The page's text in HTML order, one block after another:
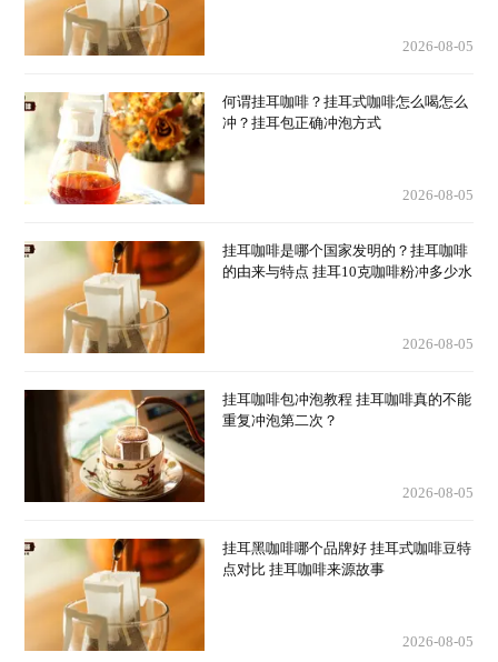
2026-08-05
何谓挂耳咖啡？挂耳式咖啡怎么喝怎么
冲？挂耳包正确冲泡方式
2026-08-05
挂耳咖啡是哪个国家发明的？挂耳咖啡
的由来与特点 挂耳10克咖啡粉冲多少水
2026-08-05
挂耳咖啡包冲泡教程 挂耳咖啡真的不能
重复冲泡第二次？
2026-08-05
挂耳黑咖啡哪个品牌好 挂耳式咖啡豆特
点对比 挂耳咖啡来源故事
2026-08-05